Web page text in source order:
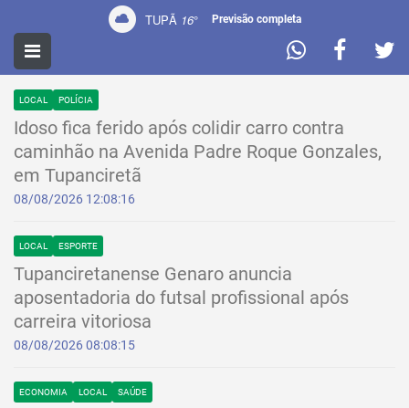
TUPÃ 16° Previsão completa
NOTÍCIAS
LOCAL POLÍCIA
Idoso fica ferido após colidir carro contra
caminhão na Avenida Padre Roque Gonzales,
em Tupanciretã
08/08/2026 12:08:16
LOCAL ESPORTE
Tupanciretanense Genaro anuncia
aposentadoria do futsal profissional após
carreira vitoriosa
08/08/2026 08:08:15
ECONOMIA LOCAL SAÚDE